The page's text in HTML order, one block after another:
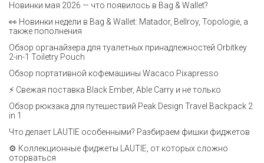
Новинки мая 2026 — что появилось в Bag & Wallet?
👀 Новинки недели в Bag & Wallet: Matador, Bellroy, Topologie, а
также пополнения
Обзор органайзера для туалетных принадлежностей Orbitkey
2-in-1 Toiletry Pouch
Обзор портативной кофемашины Wacaco Pixapresso
⚡ Свежая поставка Black Ember, Able Carry и не только
Обзор рюкзака для путешествий Peak Design Travel Backpack 2
in 1
Что делает LAUTIE особенными? Разбираем фишки фиджетов
⚙️ Коллекционные фиджеты LAUTIE, от которых сложно
оторваться